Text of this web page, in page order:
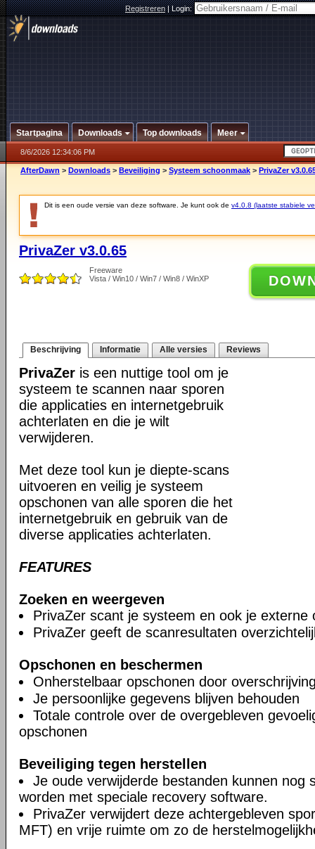
Registreren|Login:
Startpagina Downloads Top downloads Meer
8/6/2026 12:34:06 PM
AfterDawn > Downloads > Beveiliging > Systeem schoonmaak > PrivaZer
Dit is een oude versie van deze software. Je kunt ook de v4.0.8 (laatste stabiele
PrivaZer v3.0.65
Freeware
Vista / Win10 / Win7 / Win8 / WinXP
Beschrijving Informatie Alle versies Reviews
PrivaZer is een nuttige tool om je
systeem te scannen naar sporen
die applicaties en internetgebruik
achterlaten en die je wilt
verwijderen.
Met deze tool kun je diepte-scans
uitvoeren en veilig je systeem
opschonen van alle sporen die het
internetgebruik en gebruik van de
diverse applicaties achterlaten.
FEATURES
Zoeken en weergeven
PrivaZer scant je systeem en ook je externe
PrivaZer geeft de scanresultaten
Opschonen en beschermen
Onherstelbaar opschonen door
Je persoonlijke gegevens blijven behouden
Totale controle over de overgebleven
opschonen
Beveiliging tegen herstellen
Je oude verwijderde bestanden kunnen nog
worden met speciale recovery software.
PrivaZer verwijdert deze achtergebleven
MFT) en vrije ruimte om zo de